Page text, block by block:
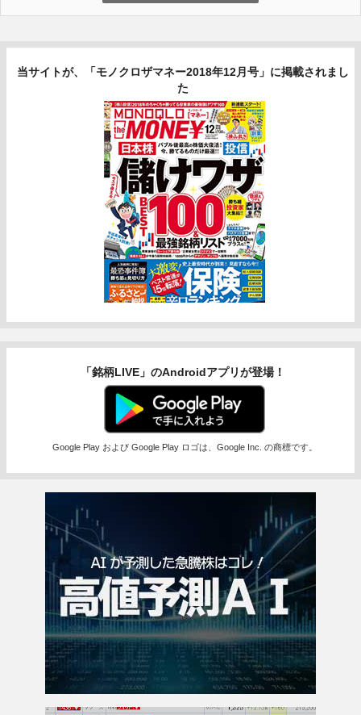
当サイトが、「モノクロザマネー2018年12月号」に掲載されまし
た
「銘柄LIVE」のAndroidアプリが登場！
Google Play および Google Play ロゴは、Google Inc. の商標です。